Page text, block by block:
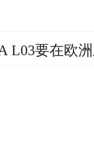
L03要在欧